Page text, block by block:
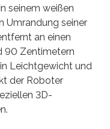
seinem weißen
Umrandung seiner
an einen
90 Zentimetern
Leichtgewicht und
der Roboter
3D-